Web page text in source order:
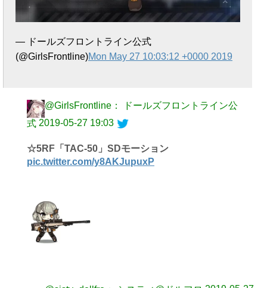
— ドールズフロントライン公式
(@GirlsFrontline)Mon May 27 10:03:12 +0000 2019
@GirlsFrontline： ドールズフロントライン公
式 2019-05-27 19:03
☆5RF「TAC-50」SDモーション
pic.twitter.com/y8AKJupuxP